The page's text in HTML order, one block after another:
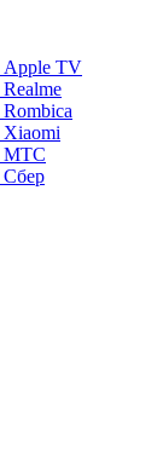
Apple TV
МТС
Сбер